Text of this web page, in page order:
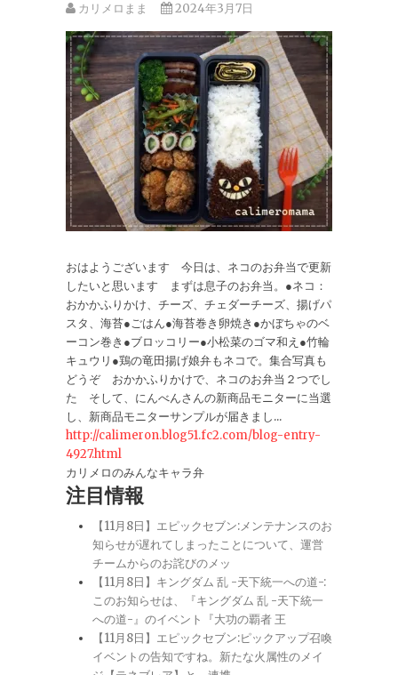
カリメロまま 2024年3月7日
おはようございます 今日は、ネコのお弁当で更新
したいと思います まずは息子のお弁当。●ネコ：
おかかふりかけ、チーズ、チェダーチーズ、揚げパ
スタ、海苔●ごはん●海苔巻き卵焼き●かぼちゃのベ
ーコン巻き●ブロッコリー●小松菜のゴマ和え●竹輪
キュウリ●鶏の竜田揚げ娘弁もネコで。集合写真も
どうぞ おかかふりかけで、ネコのお弁当２つでし
た そして、にんべんさんの新商品モニターに当選
し、新商品モニターサンプルが届きまし...
http://calimeron.blog51.fc2.com/blog-entry-
4927.html
カリメロのみんなキャラ弁
注目情報
【11月8日】エピックセブン:メンテナンスのお
知らせが遅れてしまったことについて、運営
チームからのお詫びのメッ
【11月8日】キングダム 乱 -天下統一への道-:
このお知らせは、『キングダム 乱 -天下統一
への道-』のイベント『大功の覇者 王
【11月8日】エピックセブン:ピックアップ召喚
イベントの告知ですね。新たな火属性のメイ